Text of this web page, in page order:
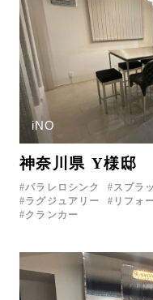
iNO
神奈川県 Y様邸
パラレロシンク スプラ
ラグジュアリー
リフォ
クランカー